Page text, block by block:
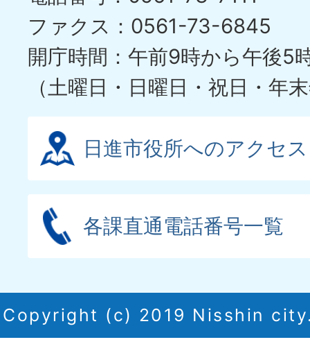
ファクス：0561-73-6845
開庁時間：午前9時から午後5
（土曜日・日曜日・祝日・年
日進市役所へのアクセス
各課直通電話番号一覧
Copyright (c) 2019 Nisshin